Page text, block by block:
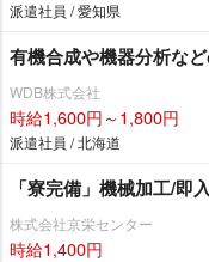
派遣社員 / 愛知県
有機合成や機器分析な
WDB株式会社
時給1,600円～1,800円
派遣社員 / 北海道
「寮完備」機械加工/即
株式会社京栄センター
時給1,400円